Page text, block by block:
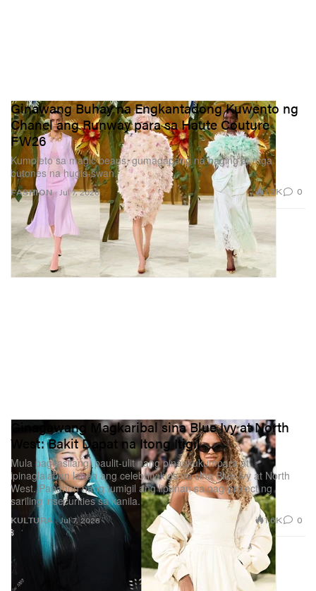
FASHION
Ginawang Buhay na Engkantadong Kuwento ng
Chanel ang Runway para sa Haute Couture
FW26
Kumpleto sa magic beans, gumagapang na baging at mga
butones na hugis-swan.
Jul 7, 2026 1.3K 0
KULTURA
Ginagawang Magkaribal sina Blue Ivy at North
West: Bakit Dapat na Itong Itigil
Mula pagkasilang, paulit-ulit nang pinagkukumpara at
ipinaglalaban laban ang celebrity kids na sina Blue Ivy at North
West. Panahon nang tumigil ang lipunan sa pag-project ng
sariling insecurities sa kanila.
Jul 7, 2026 1.6K 0